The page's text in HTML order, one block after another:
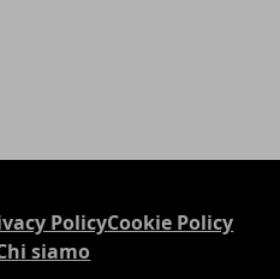
PolicyCookie Policy
siamo